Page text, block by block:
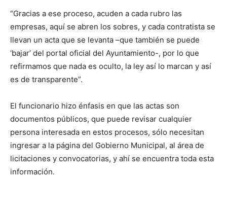
“Gracias a ese proceso, acuden a cada rubro las
empresas, aquí se abren los sobres, y cada contratista se
llevan un acta que se levanta –que también se puede
‘bajar’ del portal oficial del Ayuntamiento-, por lo que
refirmamos que nada es oculto, la ley así lo marcan y así
es de transparente”.
El funcionario hizo énfasis en que las actas son
documentos públicos, que puede revisar cualquier
persona interesada en estos procesos, sólo necesitan
ingresar a la página del Gobierno Municipal, al área de
licitaciones y convocatorias, y ahí se encuentra toda esta
información.